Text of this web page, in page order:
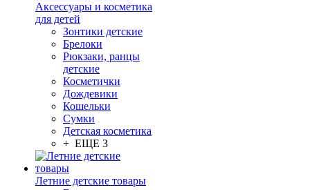
Аксессуары и косметика
для детей
Зонтики детские
Брелоки
Рюкзаки, ранцы
детские
Косметички
Дождевики
Кошельки
Сумки
Детская косметика
+ ЕЩЕ 3
Летние детские товары